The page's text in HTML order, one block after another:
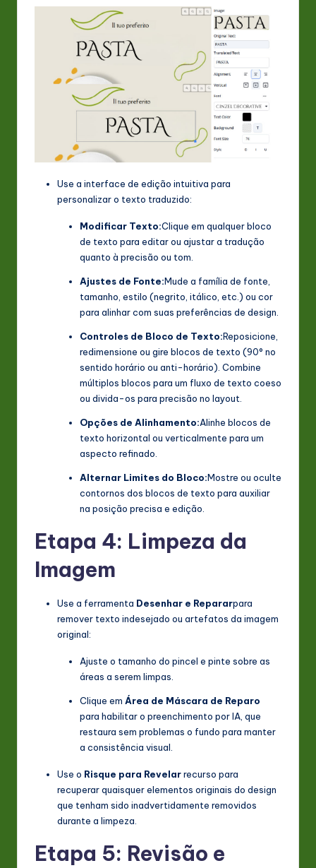
Use a interface de edição intuitiva para
personalizar o texto traduzido:
Modificar Texto:Clique em qualquer bloco
de texto para editar ou ajustar a tradução
quanto à precisão ou tom.
Ajustes de Fonte:Mude a família de fonte,
tamanho, estilo (negrito, itálico, etc.) ou cor
para alinhar com suas preferências de design.
Controles de Bloco de Texto:Reposicione,
redimensione ou gire blocos de texto (90° no
sentido horário ou anti-horário). Combine
múltiplos blocos para um fluxo de texto coeso
ou divida-os para precisão no layout.
Opções de Alinhamento:Alinhe blocos de
texto horizontal ou verticalmente para um
aspecto refinado.
Alternar Limites do Bloco:Mostre ou oculte
contornos dos blocos de texto para auxiliar
na posição precisa e edição.
Etapa 4: Limpeza da
Imagem
Use a ferramenta Desenhar e Repararpara
remover texto indesejado ou artefatos da imagem
original:
Ajuste o tamanho do pincel e pinte sobre as
áreas a serem limpas.
Clique em Área de Máscara de Reparo
para habilitar o preenchimento por IA, que
restaura sem problemas o fundo para manter
a consistência visual.
Use o Risque para Revelarrecurso para
recuperar quaisquer elementos originais do design
que tenham sido inadvertidamente removidos
durante a limpeza.
Etapa 5: Revisão e